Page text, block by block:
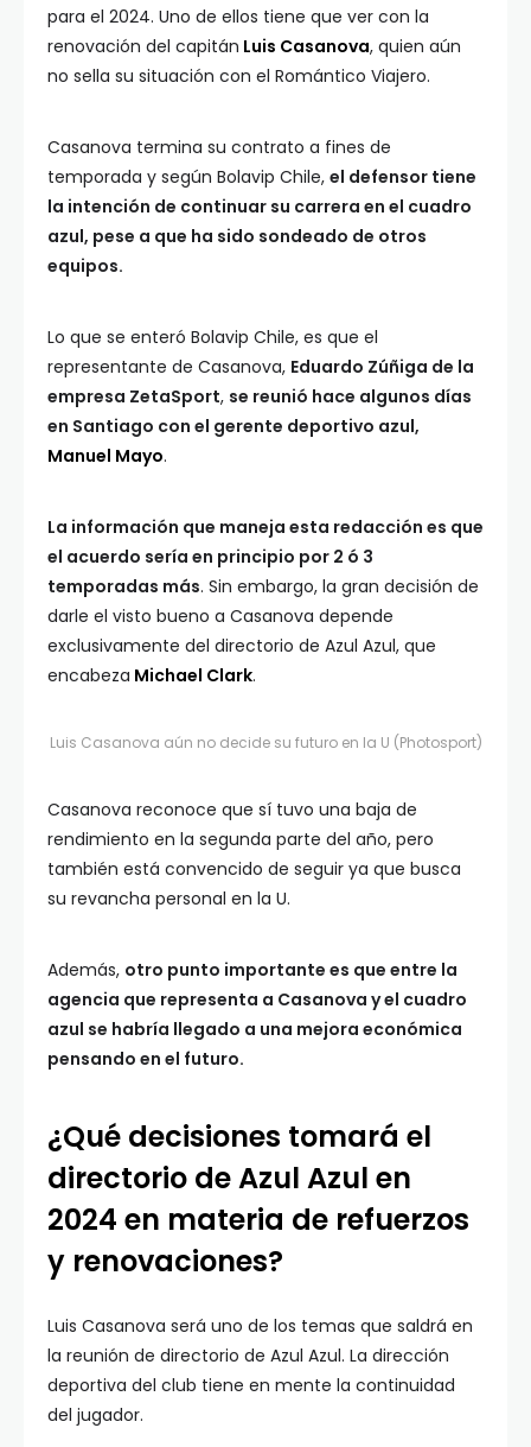
para el 2024. Uno de ellos tiene que ver con la
renovación del capitán Luis Casanova, quien aún
no sella su situación con el Romántico Viajero.
Casanova termina su contrato a fines de
temporada y según Bolavip Chile, el defensor tiene
la intención de continuar su carrera en el cuadro
azul, pese a que ha sido sondeado de otros
equipos.
Lo que se enteró Bolavip Chile, es que el
representante de Casanova, Eduardo Zúñiga de la
empresa ZetaSport, se reunió hace algunos días
en Santiago con el gerente deportivo azul,
Manuel Mayo.
La información que maneja esta redacción es que
el acuerdo sería en principio por 2 ó 3
temporadas más. Sin embargo, la gran decisión de
darle el visto bueno a Casanova depende
exclusivamente del directorio de Azul Azul, que
encabeza Michael Clark.
Luis Casanova aún no decide su futuro en la U (Photosport)
Casanova reconoce que sí tuvo una baja de
rendimiento en la segunda parte del año, pero
también está convencido de seguir ya que busca
su revancha personal en la U.
Además, otro punto importante es que entre la
agencia que representa a Casanova y el cuadro
azul se habría llegado a una mejora económica
pensando en el futuro.
¿Qué decisiones tomará el
directorio de Azul Azul en
2024 en materia de refuerzos
y renovaciones?
Luis Casanova será uno de los temas que saldrá en
la reunión de directorio de Azul Azul. La dirección
deportiva del club tiene en mente la continuidad
del jugador.